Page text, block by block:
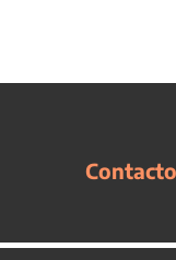
Contacto